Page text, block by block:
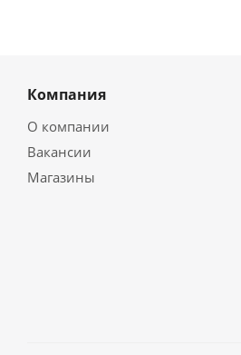
Компания
О компании
Вакансии
Магазины